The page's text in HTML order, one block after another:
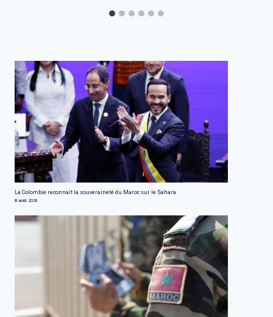
La Colombie reconnaît la souveraineté du Maroc sur le Sahara
8 août 2026